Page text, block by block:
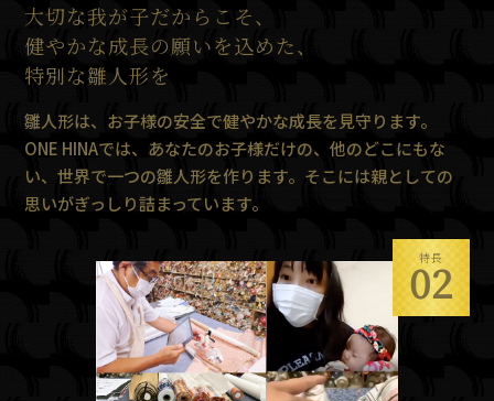
大切な我が子だからこそ、
健やかな成長の願いを込めた、
特別な雛人形を
雛人形は、お子様の安全で健やかな成長を見守ります。
ONE HINAでは、あなたのお子様だけの、他のどこにもな
い、世界で一つの雛人形を作ります。そこには親としての
思いがぎっしり詰まっています。
特長
02